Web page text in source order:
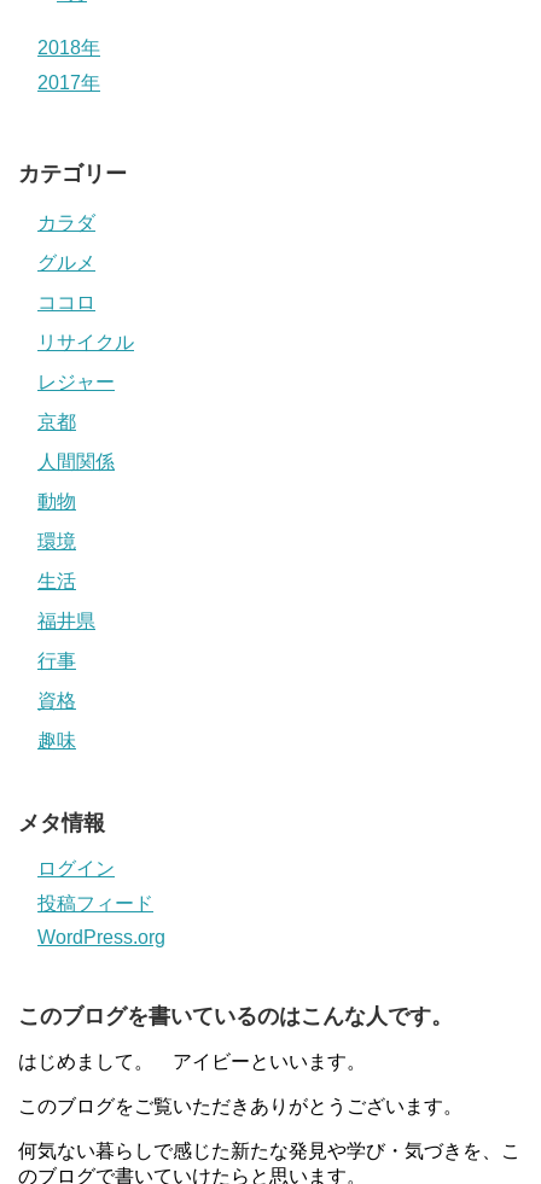
2018年
2017年
カテゴリー
カラダ
グルメ
ココロ
リサイクル
レジャー
京都
人間関係
動物
環境
生活
福井県
行事
資格
趣味
メタ情報
ログイン
投稿フィード
WordPress.org
このブログを書いているのはこんな人です。
はじめまして。 アイビーといいます。
このブログをご覧いただきありがとうございます。
何気ない暮らしで感じた新たな発見や学び・気づきを、こ
のブログで書いていけたらと思います。